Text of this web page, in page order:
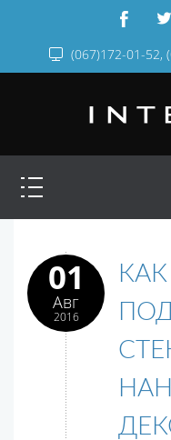
(067)172-01-52,
01
Авг
2016
КАК